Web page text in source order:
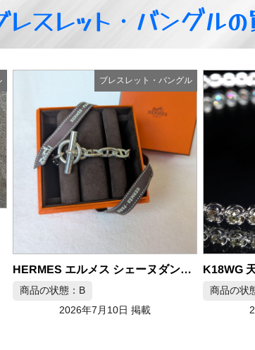
レスレット・バングル
ブレスレット・バングル
HERMES エルメス シェーヌダンクル MM ブレスレット シルバー925
商品の状態：B
2026年7月10日 掲載
商品の状